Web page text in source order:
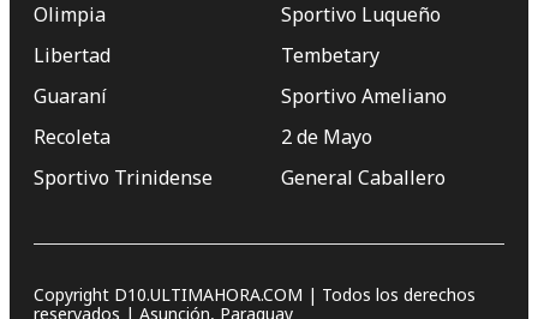
Olimpia
Libertad
Guaraní
Recoleta
Sportivo Trinidense
Sportivo Luqueño
Tembetary
Sportivo Ameliano
2 de Mayo
General Caballero
Copyright D10.ULTIMAHORA.COM | Todos los derechos
reservados | Asunción, Paraguay